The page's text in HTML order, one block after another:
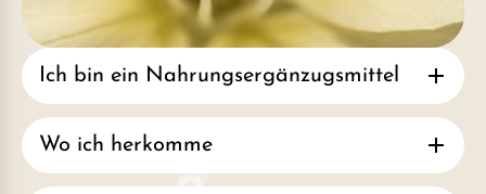
Ich bin ein Nahrungsergänzugsmittel
Wo ich herkomme